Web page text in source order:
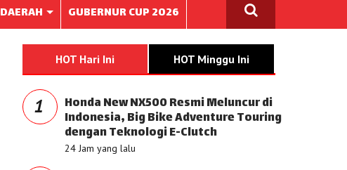
DAERAH GUBERNUR CUP 2026
HOT Hari Ini HOT Minggu Ini
1 Honda New NX500 Resmi Meluncur di
Indonesia, Big Bike Adventure Touring
dengan Teknologi E-Clutch
24 Jam yang lalu